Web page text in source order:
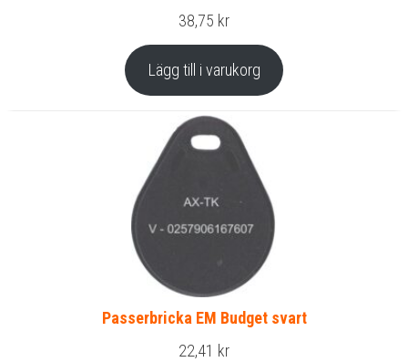
38,75 kr
Lägg till i varukorg
Passerbricka EM Budget svart
22,41 kr